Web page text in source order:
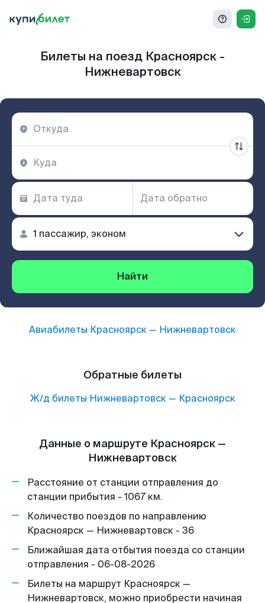
Билеты на поезд Красноярск -
Нижневартовск
Найти
Авиабилеты Красноярск — Нижневартовск
Обратные билеты
Ж/д билеты Нижневартовск— Красноярск
Данные о маршруте Красноярск —
Нижневартовск
Расстояние от станции отправления до
станции прибытия - 1067 км.
Количество поездов по направлению
Красноярск — Нижневартовск - 36
Ближайшая дата отбытия поезда со станции
отправления - 06-08-2026
Билеты на маршрут Красноярск —
Нижневартовск, можно приобрести начиная